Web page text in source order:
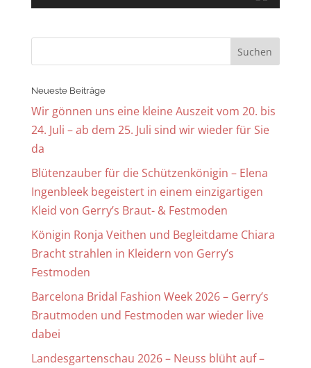
Neueste Beiträge
Wir gönnen uns eine kleine Auszeit vom 20. bis
24. Juli – ab dem 25. Juli sind wir wieder für Sie
da
Blütenzauber für die Schützenkönigin – Elena
Ingenbleek begeistert in einem einzigartigen
Kleid von Gerry’s Braut- & Festmoden
Königin Ronja Veithen und Begleitdame Chiara
Bracht strahlen in Kleidern von Gerry’s
Festmoden
Barcelona Bridal Fashion Week 2026 – Gerry’s
Brautmoden und Festmoden war wieder live
dabei
Landesgartenschau 2026 – Neuss blüht auf –